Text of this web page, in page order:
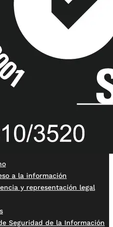
a la información
y representación legal
Seguridad de la Información